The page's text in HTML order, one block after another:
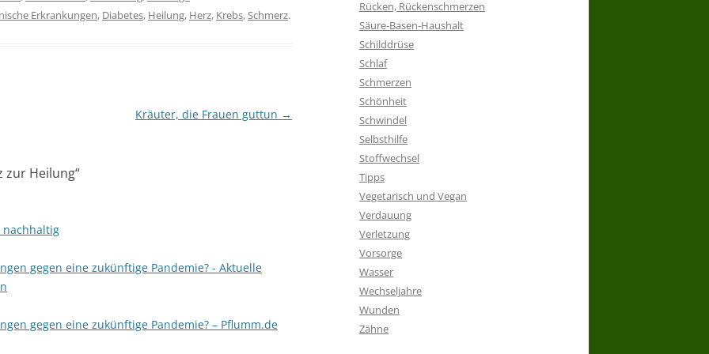
Erkrankungen, Diabetes, Heilung, Herz, Krebs,Schmerz.
Kräuter, die Frauen guttun →
zur Heilung“
nachhaltig
gegen eine zukünftige Pandemie? - Aktuelle
gegen eine zukünftige Pandemie? – Pflumm.de
Rücken, Rückenschmerzen
Säure-Basen-Haushalt
Schilddrüse
Schlaf
Schmerzen
Schönheit
Schwindel
Selbsthilfe
Stoffwechsel
Tipps
Vegetarisch und Vegan
Verdauung
Verletzung
Vorsorge
Wasser
Wechseljahre
Wunden
Zähne